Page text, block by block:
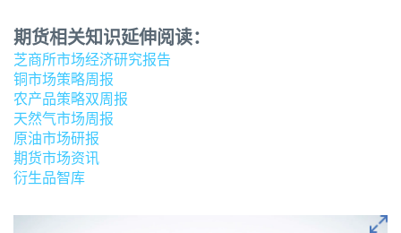
期货相关知识延伸阅读：
芝商所市场经济研究报告
铜市场策略周报
农产品策略双周报
天然气市场周报
原油市场研报
期货市场资讯
衍生品智库